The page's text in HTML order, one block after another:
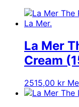
La Mer
Cream
2515,00 kr